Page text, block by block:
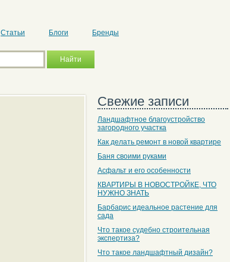
Статьи Блоги Бренды
Свежие записи
Ландшафтное благоустройство
загородного участка
Как делать ремонт в новой квартире
Баня своими руками
Асфальт и его особенности
КВАРТИРЫ В НОВОСТРОЙКЕ, ЧТО
НУЖНО ЗНАТЬ
Барбарис идеальное растение для
сада
Что такое судебно строительная
экспертиза?
Что такое ландшафтный дизайн?